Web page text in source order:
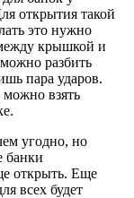
открытия такой
это нужно
крышкой и
разбить
пара ударов.
можно взять
угодно, но
банки
открыть. Еще
всех будет